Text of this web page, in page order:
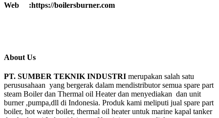
Web :https://boilersburner.com
About Us
PT. SUMBER TEKNIK INDUSTRI merupakan salah satu
perususahaan yang bergerak dalam mendistributor semua spare part
steam Boiler dan Thermal oil Heater dan menyediakan dan unit
burner ,pumpa,dll di Indonesia. Produk kami meliputi jual spare part
boiler, hot water boiler, thermal oil heater untuk marine kapal tanker